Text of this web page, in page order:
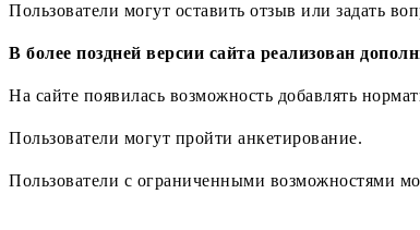
Пользователи могут оставить отзыв или задать
В более поздней версии сайта реализован
На сайте появилась возможность добавлять
Пользователи могут пройти анкетирование.
Пользователи с ограниченными возможностями